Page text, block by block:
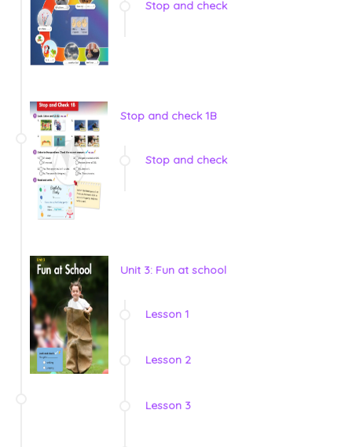
Stop and check
Stop and check 1B
Stop and check
Unit 3: Fun at school
Lesson 1
Lesson 2
Lesson 3